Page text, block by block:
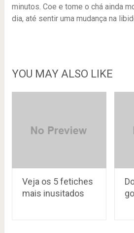
minutos. Coe e tome o chá ainda
dia, até sentir uma mudança na
YOU MAY ALSO LIKE
Veja os 5 fetiches
mais inusitados